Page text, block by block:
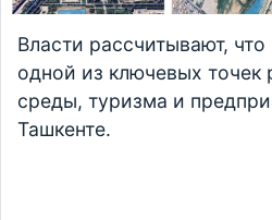
Власти рассчитывают,
одной из ключевых точек
среды, туризма и
Ташкенте.